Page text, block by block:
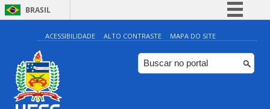
BRASIL
Simplifique!
Comunica BR
Participe
ACESSIBILIDADE ALTO CONTRASTE MAPA DO SITE